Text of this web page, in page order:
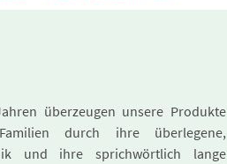
überzeugen unsere Produkte
durch ihre überlegene,
und ihre sprichwörtlich lange